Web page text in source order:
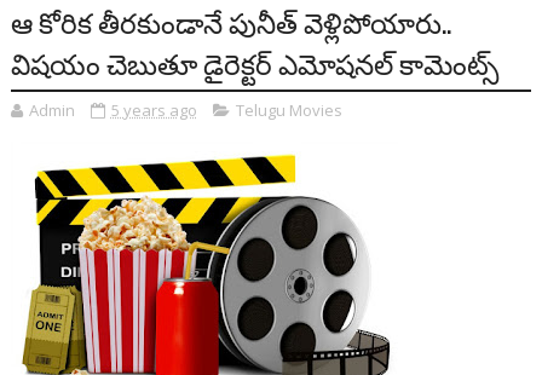
ఆ కోరిక తీరకుండానే పునీత్ వెళ్లిపోయారు..
విషయం చెబుతూ డైరెక్టర్ ఎమోషనల్ కామెంట్స్
Admin 5 years ago Telugu Movies